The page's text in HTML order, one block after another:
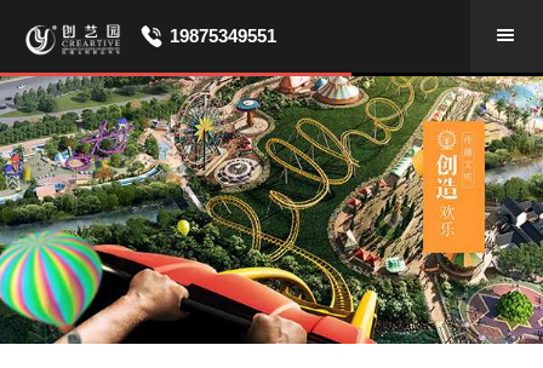
19875349551